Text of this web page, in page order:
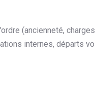
(ancienneté,
internes, départs